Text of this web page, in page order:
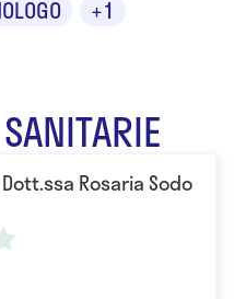
+1
Rosaria Sodo